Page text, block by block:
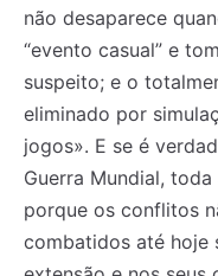
não desaparece
“evento casual” e
suspeito; e o
eliminado por
jogos». E se é
Guerra Mundial,
porque os conflitos
combatidos até hoje